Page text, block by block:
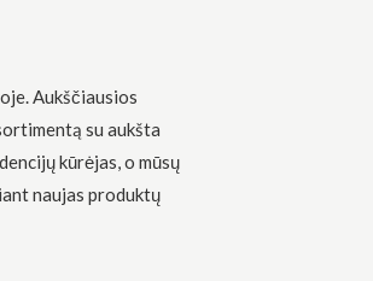
Aukščiausios
su aukšta
kūrėjas, o mūsų
naujas produktų